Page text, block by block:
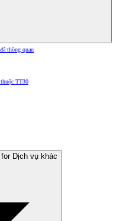
thông quan
TT30
Dịch vụ khác